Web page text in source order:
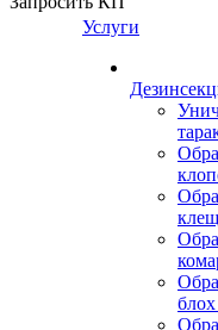
Услуги
блох